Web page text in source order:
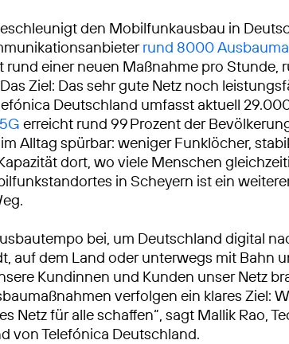
den Mobilfunkausbau in
rund 8000
rund einer neuen Maßnahme pro Stunde,
Ziel: Das sehr gute Netz noch
Deutschland umfasst aktuell
5G erreicht rund 99 Prozent der
Alltag spürbar: weniger Funklöcher,
dort, wo viele Menschen
in Scheyern ist ein
bei, um Deutschland digital
auf dem Land oder unterwegs mit Bahn
Kundinnen und Kunden unser Netz
verfolgen ein klares Ziel:
Netz für alle schaffen“, sagt Mallik Rao,
von Telefónica Deutschland.